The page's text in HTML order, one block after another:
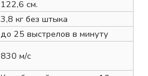
122,6 см.
3,8 кг без штыка
до 25 выстрелов в минуту
830 м/с